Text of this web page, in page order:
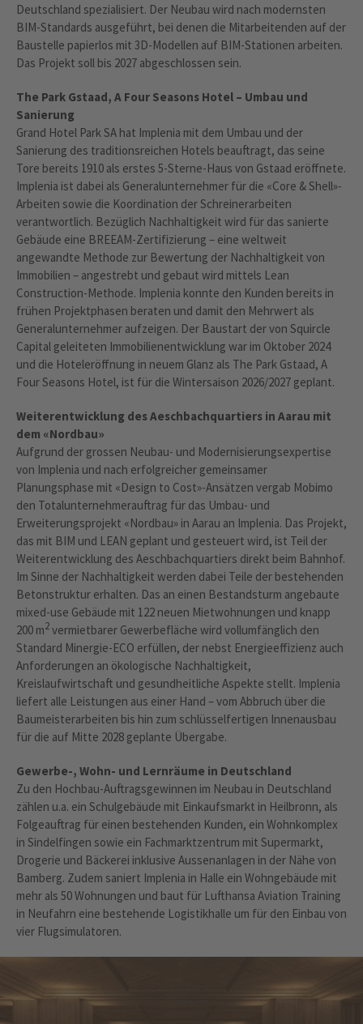
Deutschland spezialisiert. Der Neubau wird nach modernsten
BIM-Standards ausgeführt, bei denen die Mitarbeitenden auf der
Baustelle papierlos mit 3D-Modellen auf BIM-Stationen arbeiten.
Das Projekt soll bis 2027 abgeschlossen sein.
The Park Gstaad, A Four Seasons Hotel – Umbau und
Sanierung
Grand Hotel Park SA hat Implenia mit dem Umbau und der
Sanierung des traditionsreichen Hotels beauftragt, das seine
Tore bereits 1910 als erstes 5-Sterne-Haus von Gstaad eröffnete.
Implenia ist dabei als Generalunternehmer für die «Core & Shell»-
Arbeiten sowie die Koordination der Schreinerarbeiten
verantwortlich. Bezüglich Nachhaltigkeit wird für das sanierte
Gebäude eine BREEAM-Zertifizierung – eine weltweit
angewandte Methode zur Bewertung der Nachhaltigkeit von
Immobilien – angestrebt und gebaut wird mittels Lean
Construction-Methode. Implenia konnte den Kunden bereits in
frühen Projektphasen beraten und damit den Mehrwert als
Generalunternehmer aufzeigen. Der Baustart der von Squircle
Capital geleiteten Immobilienentwicklung war im Oktober 2024
und die Hoteleröffnung in neuem Glanz als The Park Gstaad, A
Four Seasons Hotel, ist für die Wintersaison 2026/2027 geplant.
Weiterentwicklung des Aeschbachquartiers in Aarau mit
dem «Nordbau»
Aufgrund der grossen Neubau- und Modernisierungsexpertise
von Implenia und nach erfolgreicher gemeinsamer
Planungsphase mit «Design to Cost»-Ansätzen vergab Mobimo
den Totalunternehmerauftrag für das Umbau- und
Erweiterungsprojekt «Nordbau» in Aarau an Implenia. Das Projekt,
das mit BIM und LEAN geplant und gesteuert wird, ist Teil der
Weiterentwicklung des Aeschbachquartiers direkt beim Bahnhof.
Im Sinne der Nachhaltigkeit werden dabei Teile der bestehenden
Betonstruktur erhalten. Das an einen Bestandsturm angebaute
mixed-use Gebäude mit 122 neuen Mietwohnungen und knapp
200 m2vermietbarer Gewerbefläche wird vollumfänglich den
Standard Minergie-ECO erfüllen, der nebst Energieeffizienz auch
Anforderungen an ökologische Nachhaltigkeit,
Kreislaufwirtschaft und gesundheitliche Aspekte stellt. Implenia
liefert alle Leistungen aus einer Hand – vom Abbruch über die
Baumeisterarbeiten bis hin zum schlüsselfertigen Innenausbau
für die auf Mitte 2028 geplante Übergabe.
Gewerbe-, Wohn- und Lernräume in Deutschland
Zu den Hochbau-Auftragsgewinnen im Neubau in Deutschland
zählen u.a. ein Schulgebäude mit Einkaufsmarkt in Heilbronn, als
Folgeauftrag für einen bestehenden Kunden, ein Wohnkomplex
in Sindelfingen sowie ein Fachmarktzentrum mit Supermarkt,
Drogerie und Bäckerei inklusive Aussenanlagen in der Nähe von
Bamberg. Zudem saniert Implenia in Halle ein Wohngebäude mit
mehr als 50 Wohnungen und baut für Lufthansa Aviation Training
in Neufahrn eine bestehende Logistikhalle um für den Einbau von
vier Flugsimulatoren.